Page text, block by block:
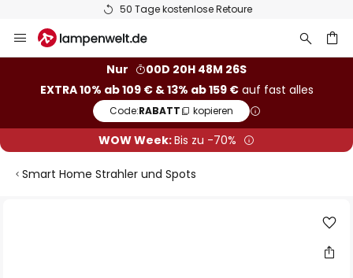
50 Tage kostenlose Retoure
Inhalt
Nur
00D 20H 48M 26S
EXTRA 10% ab 109 € & 13% ab 159 €auf fast alles
Code:RABATT kopieren
WOW Week:Bis zu -70%
Smart Home Strahler und Spots